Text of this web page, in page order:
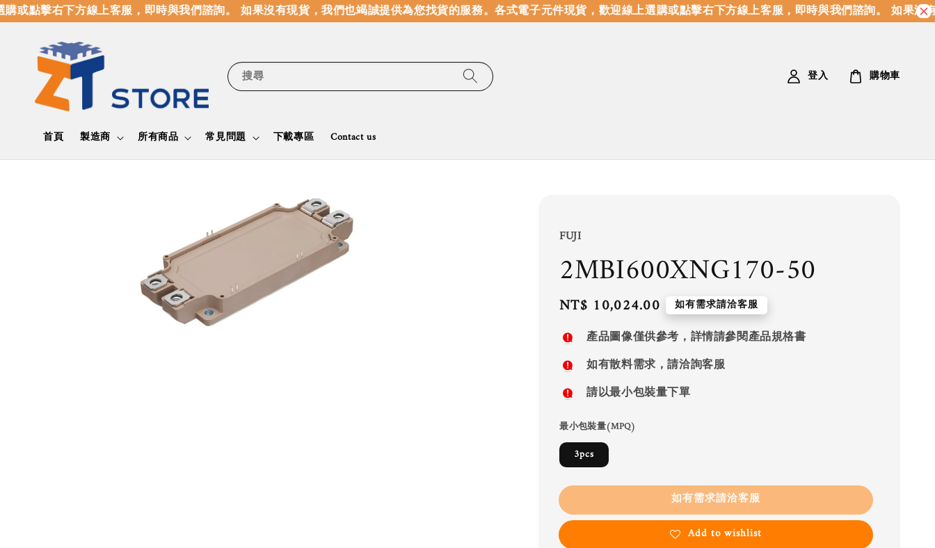
點擊右下方線上客服，即時與我們諮詢。 如果沒有現貨，我們也竭誠提供為您找貨的服務。各式電子元件現貨，歡迎線上選購或點擊右下方線上客服，即時與我們諮詢。 如果沒有
搜尋
首頁 製造商 所有商品 常見問題 下載專區 Contact us
登入 購物車
FUJI
2MBI600XNG170-50
Regular
price
NT$ 10,024.00 如有需求請洽客服
產品圖像僅供參考，詳情請參閱產品規格書
如有散料需求，請洽詢客服
請以最小包裝量下單
最小包裝量(MPQ)
3pcs
如有需求請洽客服
Add to wishlist